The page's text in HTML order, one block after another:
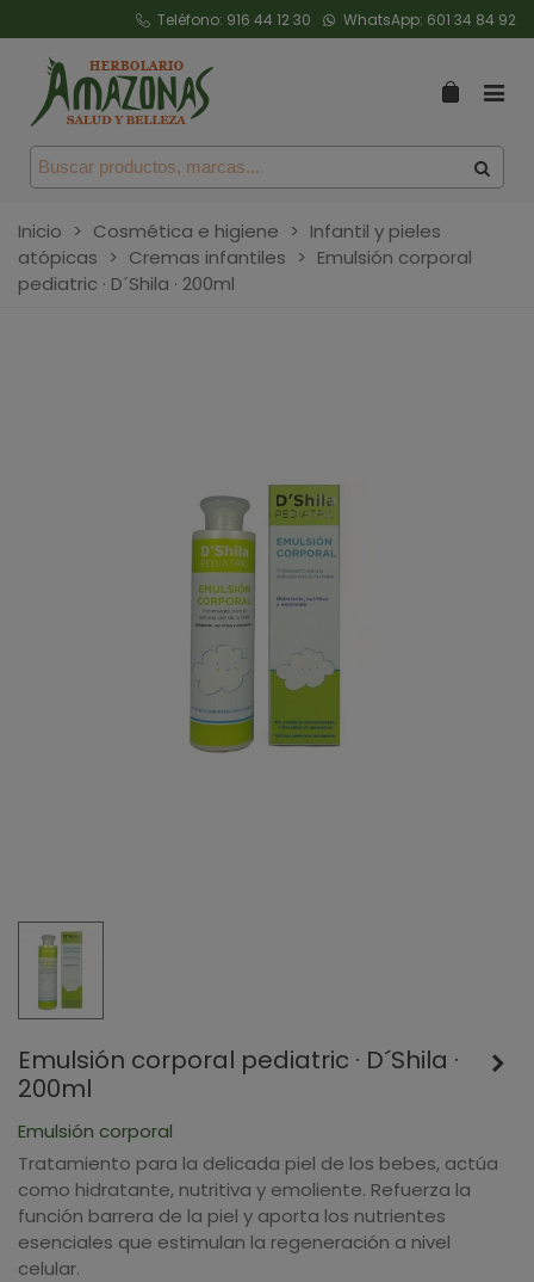
Teléfono: 916 44 12 30 WhatsApp: 601 34 84 92
Inicio > Cosmética e higiene > Infantil y pieles
atópicas > Cremas infantiles > Emulsión corporal
pediatric · D´Shila · 200ml
Emulsión corporal pediatric · D´Shila ·
200ml
Emulsión corporal
Tratamiento para la delicada piel de los bebes, actúa
como hidratante, nutritiva y emoliente. Refuerza la
función barrera de la piel y aporta los nutrientes
esenciales que estimulan la regeneración a nivel
celular.